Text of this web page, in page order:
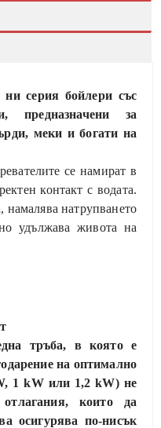
серия бойлери със
предназначени за
меки и богати на
се намират в
контакт с водата.
намалява натрупването
удължава живота на
тръба, в която е
на оптимално
1 kW или 1,2 kW) не
които да
осигурява по-нисък